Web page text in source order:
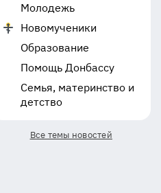
Молодежь
Новомученики
Образование
Помощь Донбассу
Семья, материнство и
детство
Все темы новостей